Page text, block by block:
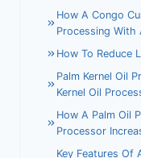
How A Congo
Processing With
How To Reduce
Palm Kernel Oil
Kernel Oil
How A Palm Oil
Processor
Key Features Of